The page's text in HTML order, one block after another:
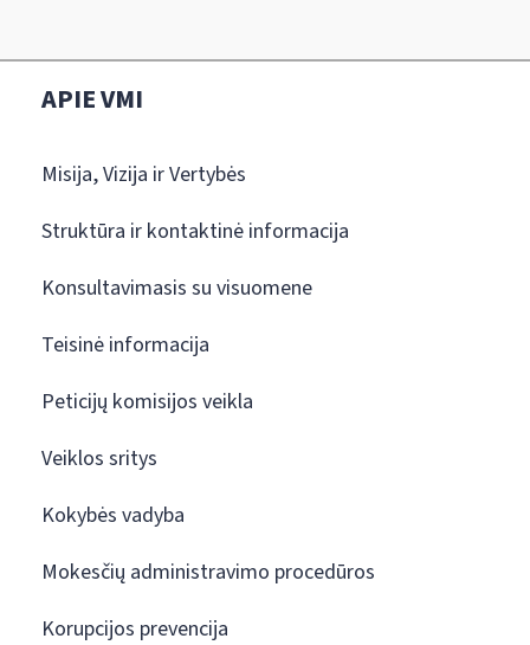
APIE VMI
Misija, Vizija ir Vertybės
Struktūra ir kontaktinė informacija
Konsultavimasis su visuomene
Teisinė informacija
Peticijų komisijos veikla
Veiklos sritys
Kokybės vadyba
Mokesčių administravimo procedūros
Korupcijos prevencija